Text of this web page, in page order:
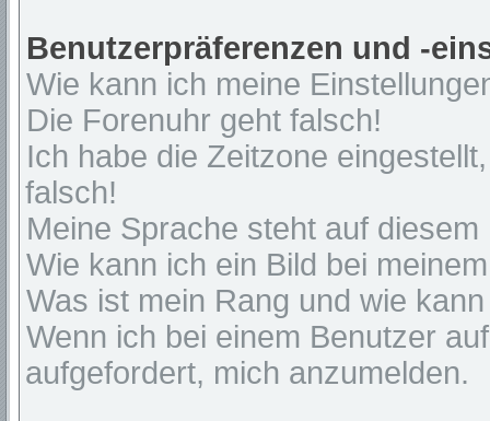
Benutzerpräferenzen und -
Wie kann ich meine
Die Forenuhr geht falsch!
Ich habe die Zeitzone
falsch!
Meine Sprache steht auf
Wie kann ich ein Bild bei
Was ist mein Rang und wie
Wenn ich bei einem Benutzer
aufgefordert, mich anzumelden.